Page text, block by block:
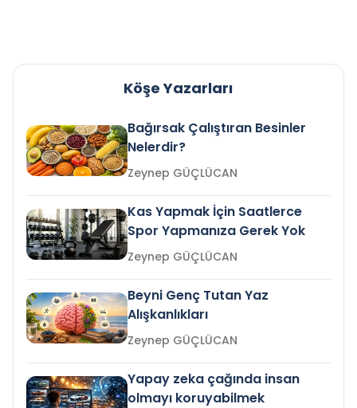
Köşe Yazarları
Bağırsak Çalıştıran Besinler
Nelerdir?
Zeynep GÜÇLÜCAN
Kas Yapmak İçin Saatlerce
Spor Yapmanıza Gerek Yok
Zeynep GÜÇLÜCAN
Beyni Genç Tutan Yaz
Alışkanlıkları
Zeynep GÜÇLÜCAN
Yapay zeka çağında insan
olmayı koruyabilmek